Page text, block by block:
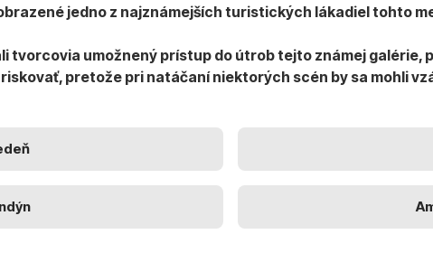
jedno z najznámejších turistických lákadiel tohto
tvorcovia umožnený prístup do útrob tejto známej galérie,
pretože pri natáčaní niektorých scén by sa mohli